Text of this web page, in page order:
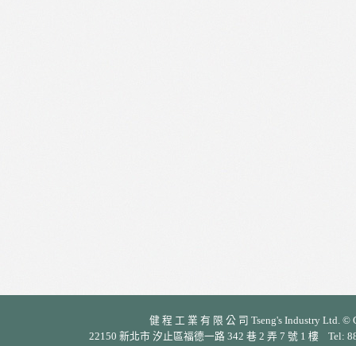
健 程 工 業 有 限 公 司 Tseng's Industry Ltd.
22150 新北市 汐止區福德一路 342 巷 2 弄 7 號 1 樓 Tel: